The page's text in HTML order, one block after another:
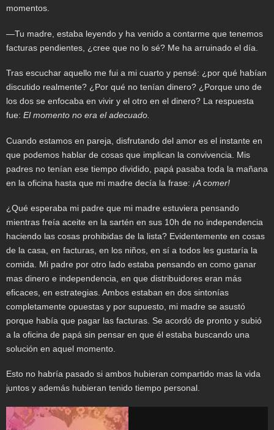
momentos.
—Tu madre, estaba leyendo y ha venido a contarme que tenemos
facturas pendientes, ¿cree que no lo sé? Me ha arruinado el día.
Tras escuchar aquello me fui a mi cuarto y pensé: ¿por qué habían
discutido realmente? ¿Por qué no tenían dinero? ¿Porque uno de
los dos se enfocaba en vivir y el otro en el dinero? La respuesta
fue: El momento no era el adecuado.
Cuando estamos en pareja, disfrutando del amor es el instante en
que podemos hablar de cosas que implican la convivencia. Mis
padres no tenían ese tiempo dividido, papá pasaba toda la mañana
en la oficina hasta que mi madre decía la frase: ¡A comer!
¿Qué esperaba mi padre que mi madre estuviera pensando
mientras freía aceite en la sartén en sus 10h de no independencia
haciendo las cosas prohibidas de la lista? Evidentemente en cosas
de la casa, en facturas, en los niños, en sí a todos les gustaría la
comida. Mi padre por otro lado estaba pensando en como ganar
mas dinero e independencia, en que distribuidores eran más
eficaces, en estrategias. Ambos estaban en dos sintonías
completamente opuestas y por supuesto, mi madre se asustó
porque había que pagar las facturas. Se acordó de pronto y subió
a la oficina de papá sin pensar en que él estaba buscando una
solución en aquel momento.
Esto no habría pasado si ambos hubieran compartido mas la vida
juntos y además hubieran tenido tiempo personal.